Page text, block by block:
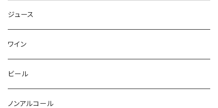
ジュース
ワイン
ビール
ノンアルコール